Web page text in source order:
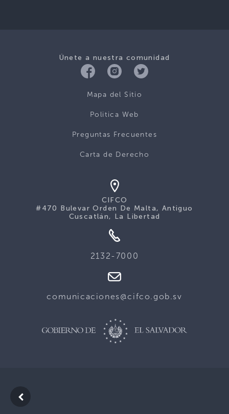
Únete a nuestra comunidad
Mapa del Sitio
Politica Web
Preguntas Frecuentes
Carta de Derecho
CIFCO
#470 Bulevar Orden De Malta, Antiguo
Cuscatlán, La Libertad
2132-7000
comunicaciones@cifco.gob.sv